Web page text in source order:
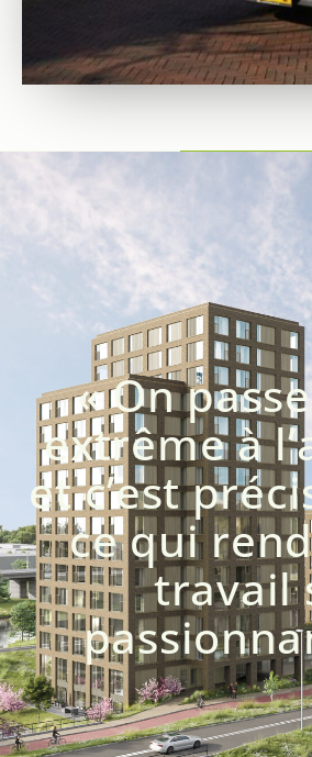
« On
extrême à
et c’est
ce qui
travail